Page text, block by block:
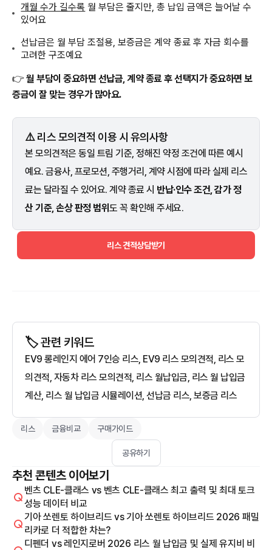
개월 수가 길수록 월 부담은 줄지만, 총 납입 금액은 늘어날 수
있어요
선납금은 월 부담 조절용, 보증금은 계약 종료 후 자금 회수를
고려한 구조예요
👉 월 부담이 중요하면 선납금, 계약 종료 후 선택지가 중요하면 보
증금이 잘 맞는 경우가 많아요.
⚠️ 리스 모의견적 이용 시 유의사항
본 모의견적은 동일 트림 기준, 정해진 약정 조건에 따른 예시
예요. 금융사, 프로모션, 주행거리, 계약 시점에 따라 실제 리스
료는 달라질 수 있어요. 계약 종료 시 반납·인수 조건, 감가 정
산 기준, 손상 판정 범위도 꼭 확인해 주세요.
리스 견적상담받기
🏷️ 관련 키워드
EV9 롱레인지 에어 7인승 리스, EV9 리스 모의견적, 리스 모
의견적, 자동차 리스 모의견적, 리스 월납입금, 리스 월 납입금
계산, 리스 월 납입금 시뮬레이션, 선납금 리스, 보증금 리스
리스 금융비교 구매가이드
공유하기
추천 콘텐츠 이어보기
벤츠 CLE-클래스 vs 벤츠 CLE-클래스 최고 출력 및 최대 토크
성능 데이터 비교
기아 쏘렌토 하이브리드 vs 기아 쏘렌토 하이브리드 2026 패밀
리카로 더 적합한 차는?
디펜더 vs 레인지로버 2026 리스 월 납입금 및 실제 유지비 비